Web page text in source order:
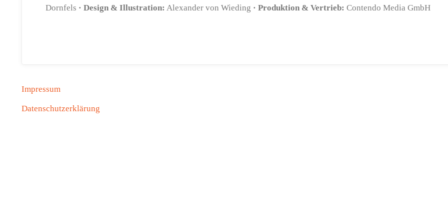
Dornfels · Design & Illustration: Alexander von Wieding · Produktion & Vertrieb: Contendo Media GmbH
Impressum
Datenschutzerklärung